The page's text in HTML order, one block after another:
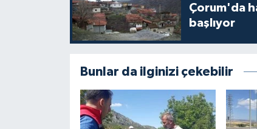
Çorum'da
başlıyor
Bunlar da ilginizi çekebilir